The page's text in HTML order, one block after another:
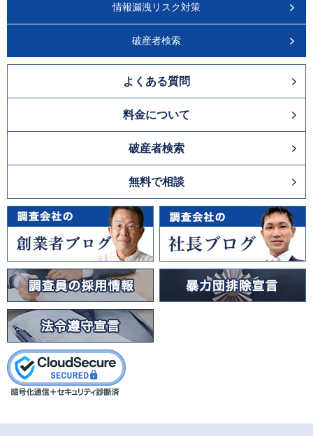
情報漏洩リスク対策
破産者検索
よくある質問
料金について
破産者検索
無料で相談